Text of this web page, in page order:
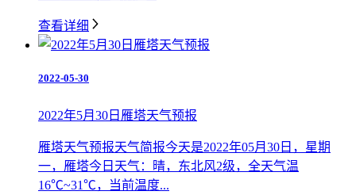
查看详细
2022-05-30
2022年5月30日雁塔天气预报
雁塔天气预报天气简报今天是2022年05月30日，星期
一，雁塔今日天气：晴，东北风2级，全天气温
16℃~31℃，当前温度...